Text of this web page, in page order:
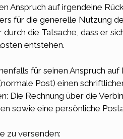
Anspruch auf irgendeine
für die generelle Nutzung
die Tatsache, dass er
entstehen.
für seinen Anspruch
Post) einen
Die Rechnung über die
sowie eine persönliche
zu versenden: